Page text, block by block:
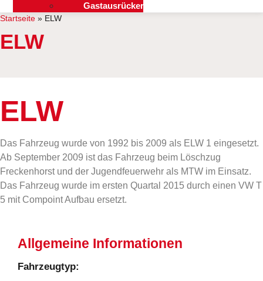
Gastausrücker
Startseite » ELW
ELW
ELW
Das Fahrzeug wurde von 1992 bis 2009 als ELW 1 eingesetzt.
Ab September 2009 ist das Fahrzeug beim Löschzug
Freckenhorst und der Jugendfeuerwehr als MTW im Einsatz.
Das Fahrzeug wurde im ersten Quartal 2015 durch einen VW T
5 mit Compoint Aufbau ersetzt.
Allgemeine Informationen
Fahrzeugtyp: